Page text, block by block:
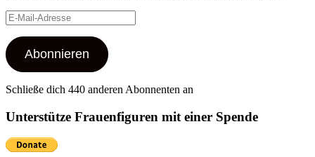
E-
Mail-
Adresse
Abonnieren
Schließe dich 440 anderen Abonnenten an
Unterstütze Frauenfiguren mit einer Spende